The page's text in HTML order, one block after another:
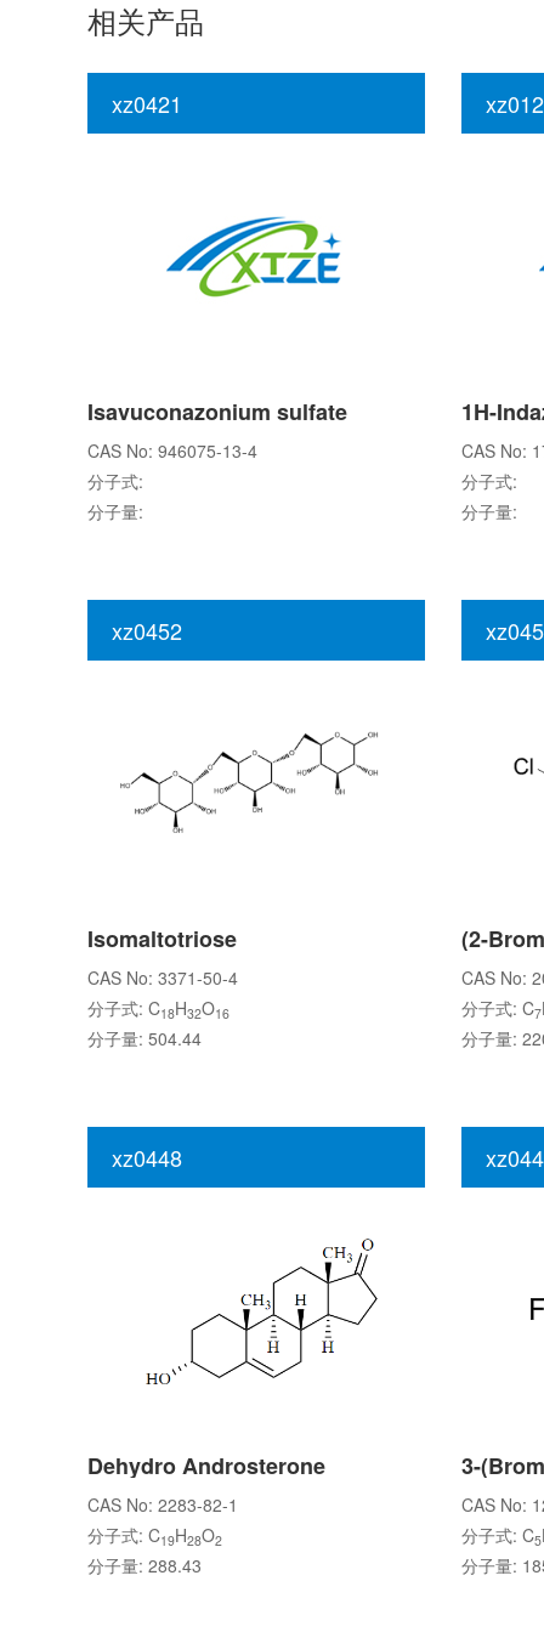
相关产品
xz0421
Isavuconazonium sulfate
CAS No: 946075-13-4
分子式:
分子量:
CAS No:
分子式:
分子量:
xz0452
Isomaltotriose
CAS No: 3371-50-4
分子式: C18H32O16
分子量: 504.44
CAS No:
分子式: C7
分子量:
xz0448
Dehydro Androsterone
CAS No: 2283-82-1
分子式: C19H28O2
分子量: 288.43
CAS No:
分子式: C5
分子量: